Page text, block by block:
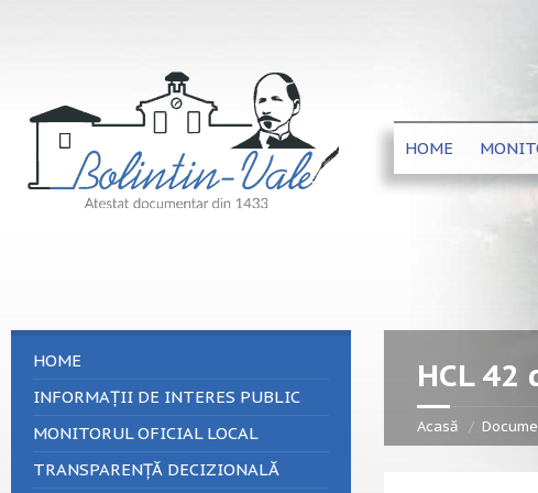
HOME
HCL 42
Acasă
HOME
INFORMAȚII DE INTERES PUBLIC
MONITORUL OFICIAL LOCAL
TRANSPARENȚĂ DECIZIONALĂ